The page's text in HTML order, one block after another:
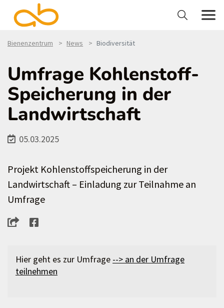
Bienenzentrum News Biodiversität
Umfrage Kohlenstoff-
Speicherung in der
Landwirtschaft
05.03.2025
Projekt Kohlenstoffspeicherung in der
Landwirtschaft – Einladung zur Teilnahme an
Umfrage
Hier geht es zur Umfrage --> an der Umfrage
teilnehmen